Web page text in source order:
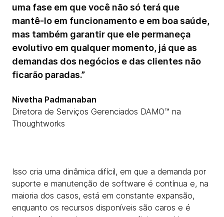
uma fase em que você não só terá que
mantê-lo em funcionamento e em boa saúde,
mas também garantir que ele permaneça
evolutivo em qualquer momento, já que as
demandas dos negócios e das clientes não
ficarão paradas.”
Nivetha Padmanaban
Diretora de Serviços Gerenciados DAMO™ na
Thoughtworks
Isso cria uma dinâmica difícil, em que a demanda por
suporte e manutenção de software é contínua e, na
maioria dos casos, está em constante expansão,
enquanto os recursos disponíveis são caros e é